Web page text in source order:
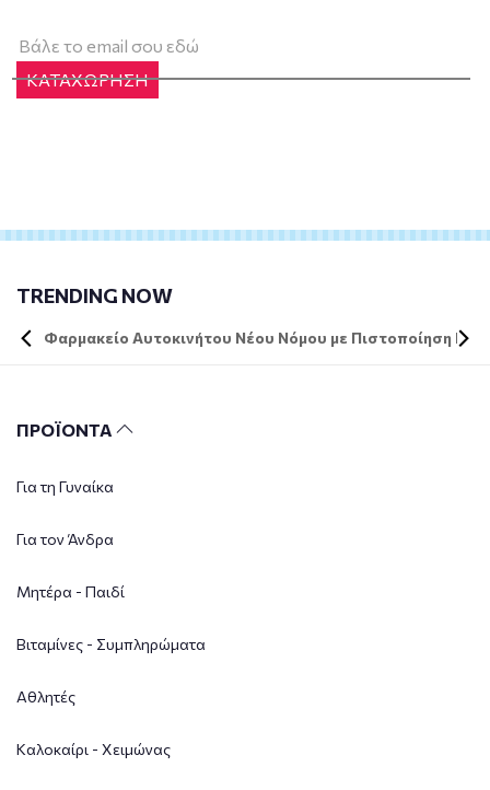
ΚΑΤΑΧΩΡΗΣΗ
TRENDING NOW
Φαρμακείο Αυτοκινήτου Νέου Νόμου με Πιστοποίηση DIN
ΠΡΟΪΟΝΤΑ
Για τη Γυναίκα
Για τον Άνδρα
Μητέρα - Παιδί
Βιταμίνες - Συμπληρώματα
Αθλητές
Καλοκαίρι - Χειμώνας